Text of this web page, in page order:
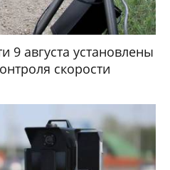
9 августа установлены
скорости